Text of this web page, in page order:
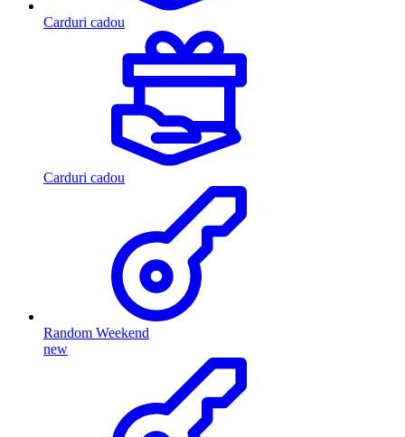
Carduri cadou
Carduri cadou
Random Weekend
new